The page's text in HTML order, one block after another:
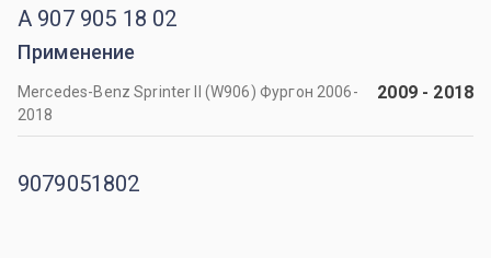
A 907 905 18 02
Применение
Mercedes-Benz Sprinter II (W906) Фургон 2006-
2018
2009- 2018
9079051802